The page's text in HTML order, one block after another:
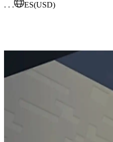
. . .
ES(USD)